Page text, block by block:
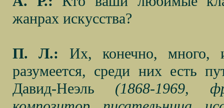
жанрах искусства?
П. Л.: Их, конечно, много,
разумеется, среди них есть
Давид-Неэль (1868-1969,